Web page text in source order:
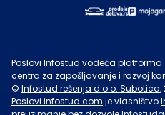
Poslovi Infostud vodeća platforma
centra za zapošljavanje i razvoj
© Infostud rešenja d.o.o. Subotica,
Poslovi.infostud.com je vlasništvo